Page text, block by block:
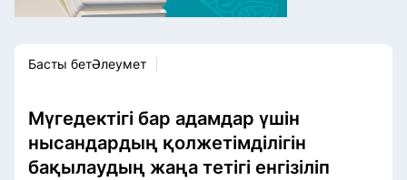
Басты бетӘлеумет
Мүгедектігі бар адамдар үшін
нысандардың қолжетімділігін
бақылаудың жаңа тетігі енгізіліп